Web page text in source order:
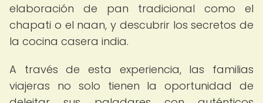
elaboración de pan tradicional como el
chapati o el naan, y descubrir los secretos de
la cocina casera india.
A través de esta experiencia, las familias
viajeras no solo tienen la oportunidad de